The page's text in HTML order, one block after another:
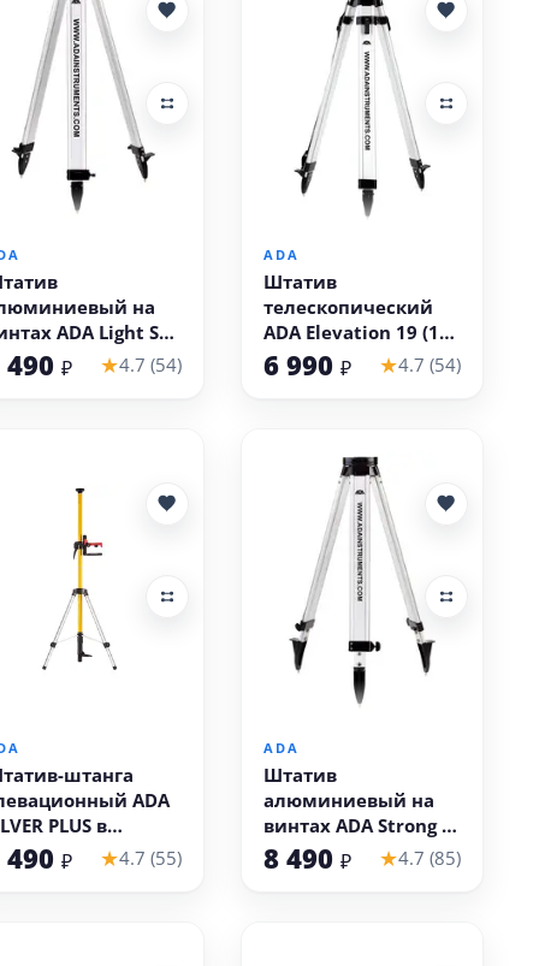
В корзину
на
ADA Light S
5/8 дюйма)
490 ₽ ★4.7 (54)
В корзину
ADA
Штатив
телескопический
ADA Elevation 19 (185
см, резьба 5/8
дюймов)
6 990 ₽ ★4.7 (54)
штанга
ADA
PLUS в
с
(3.6 м,
490 ₽ ★4.7 (55)
В корзину
ADA
Штатив
алюминиевый на
винтах ADA Strong S
(резьба 5/8 дюйма)
8 490 ₽ ★4.7 (85)